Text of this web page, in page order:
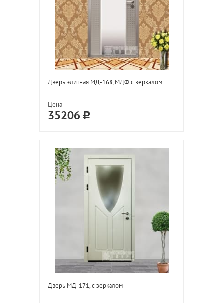
Дверь элитная МД-168, МДФ с зеркалом
Цена
35206
Дверь МД-171, с зеркалом